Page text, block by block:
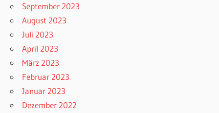
September 2023
August 2023
Juli 2023
April 2023
März 2023
Februar 2023
Januar 2023
Dezember 2022